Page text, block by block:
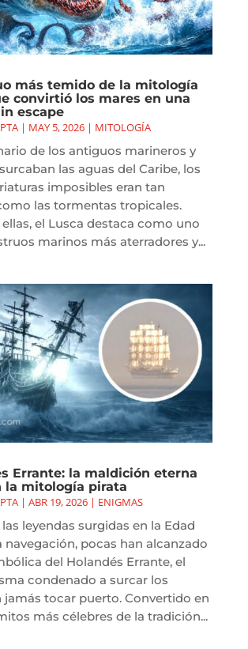
más temido de la mitología
convirtió los mares en una
escape
| MAY 5, 2026| MITOLOGÍA
de los antiguos marineros y
las aguas del Caribe, los
imposibles eran tan
las tormentas tropicales.
el Lusca destaca como uno
marinos más aterradores y...
Errante: la maldición eterna
la mitología pirata
| ABR 19, 2026| ENIGMAS
leyendas surgidas en la Edad
navegación, pocas han alcanzado
del Holandés Errante, el
condenado a surcar los
jamás tocar puerto. Convertido en
más célebres de la tradición...